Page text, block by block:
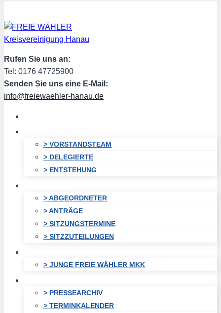
Inhalt
springen
Rufen Sie uns an:
Tel: 0176 47725900
Senden Sie uns eine E-Mail:
info@freiewaehler-hanau.de
> VORSTANDSTEAM
> DELEGIERTE
> ENTSTEHUNG
> ABGEORDNETER
> ANTRÄGE
> SITZUNGSTERMINE
> SITZZUTEILUNGEN
> JUNGE FREIE WÄHLER MKK
> PRESSEARCHIV
> TERMINKALENDER